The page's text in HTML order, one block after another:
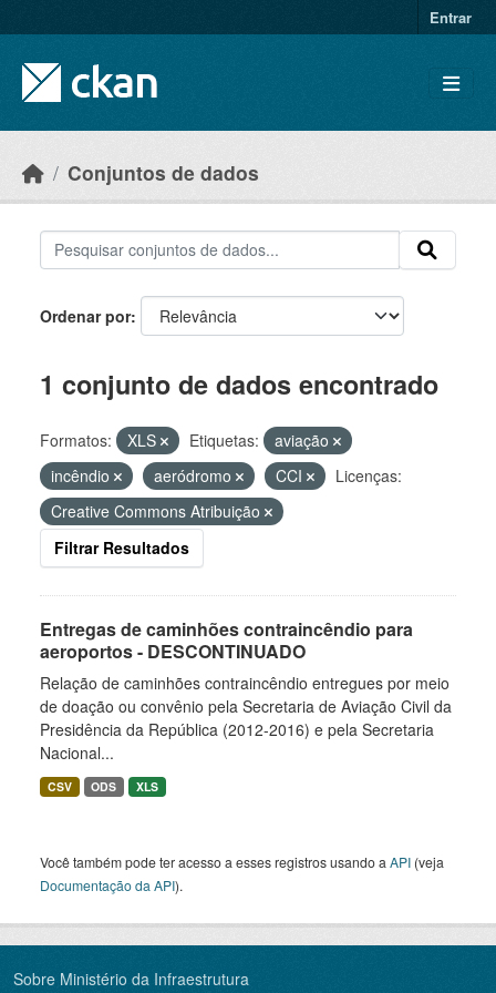
Entrar
Conjuntos de dados
Ordenar por
1 conjunto de dados encontrado
Formatos: XLS Etiquetas:
aviação
incêndio
aeródromo CCI
Licenças:
Creative Commons Atribuição
Filtrar Resultados
Entregas de caminhões contraincêndio para
aeroportos - DESCONTINUADO
Relação de caminhões contraincêndio entregues por meio
de doação ou convênio pela Secretaria de Aviação Civil da
Presidência da República (2012-2016) e pela Secretaria
Nacional...
CSV ODS XLS
Você também pode ter acesso a esses registros usando a API (veja
Documentação da API).
Sobre Ministério da Infraestrutura